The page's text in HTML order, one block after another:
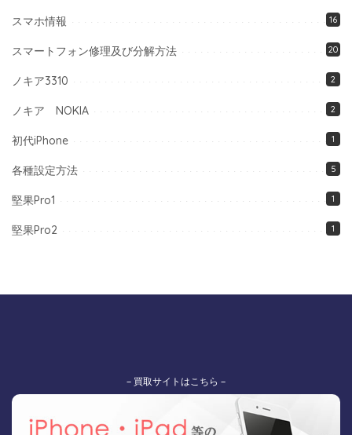
スマホ情報 16
スマートフォン修理及び分解方法 20
ノキア3310 2
ノキア NOKIA 2
初代iPhone 1
各種設定方法 5
堅果Pro1 1
堅果Pro2 1
– 買取サイトはこちら –